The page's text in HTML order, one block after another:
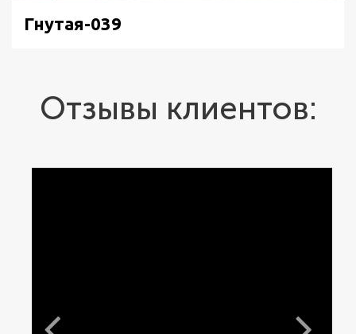
Гнутая-039
Отзывы клиентов: